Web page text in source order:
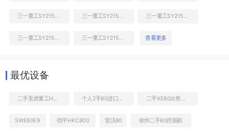
液压泵舱室正面整体
查看更多
最优设备
SWE80E9 劲宇HKC800 雷沃80 钦州二手80挖掘机